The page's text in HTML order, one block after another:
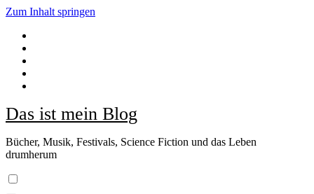
Zum Inhalt springen
Das ist mein Blog
Bücher, Musik, Festivals, Science Fiction und das Leben
drumherum